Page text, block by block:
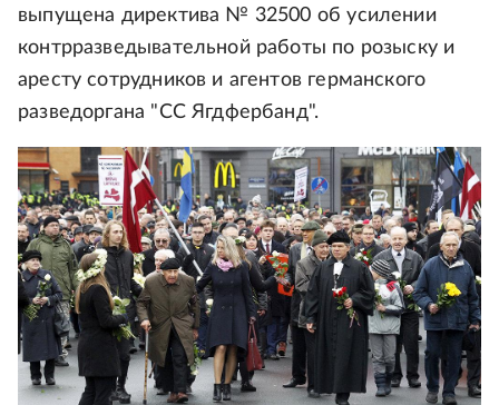
выпущена директива № 32500 об усилении
контрразведывательной работы по розыску и
аресту сотрудников и агентов германского
разведоргана "СС Ягдфербанд".